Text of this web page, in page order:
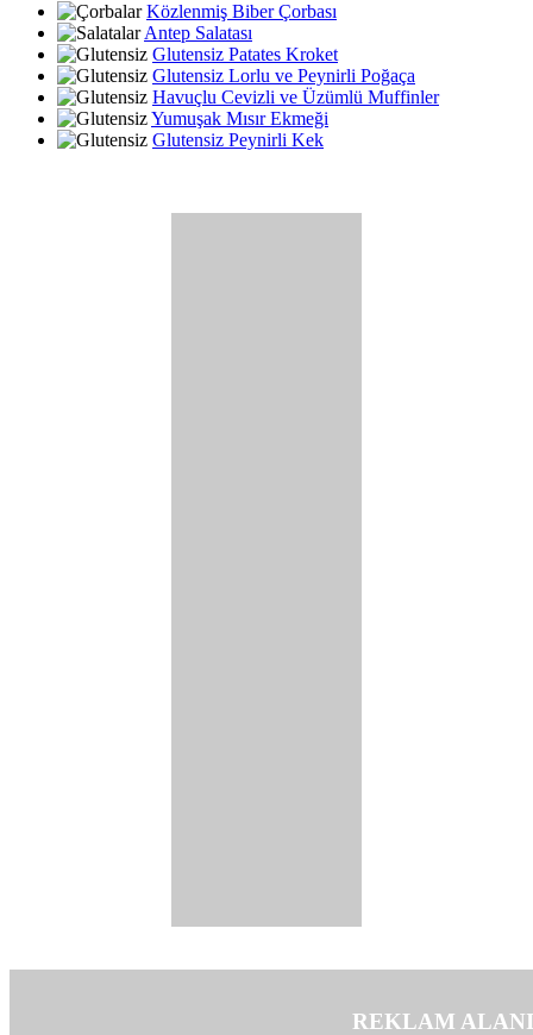
Közlenmiş Biber Çorbası
Antep Salatası
Glutensiz Patates Kroket
Glutensiz Lorlu ve Peynirli Poğaça
Havuçlu Cevizli ve Üzümlü Muffinler
Yumuşak Mısır Ekmeği
Glutensiz Peynirli Kek
REKLAM ALANI